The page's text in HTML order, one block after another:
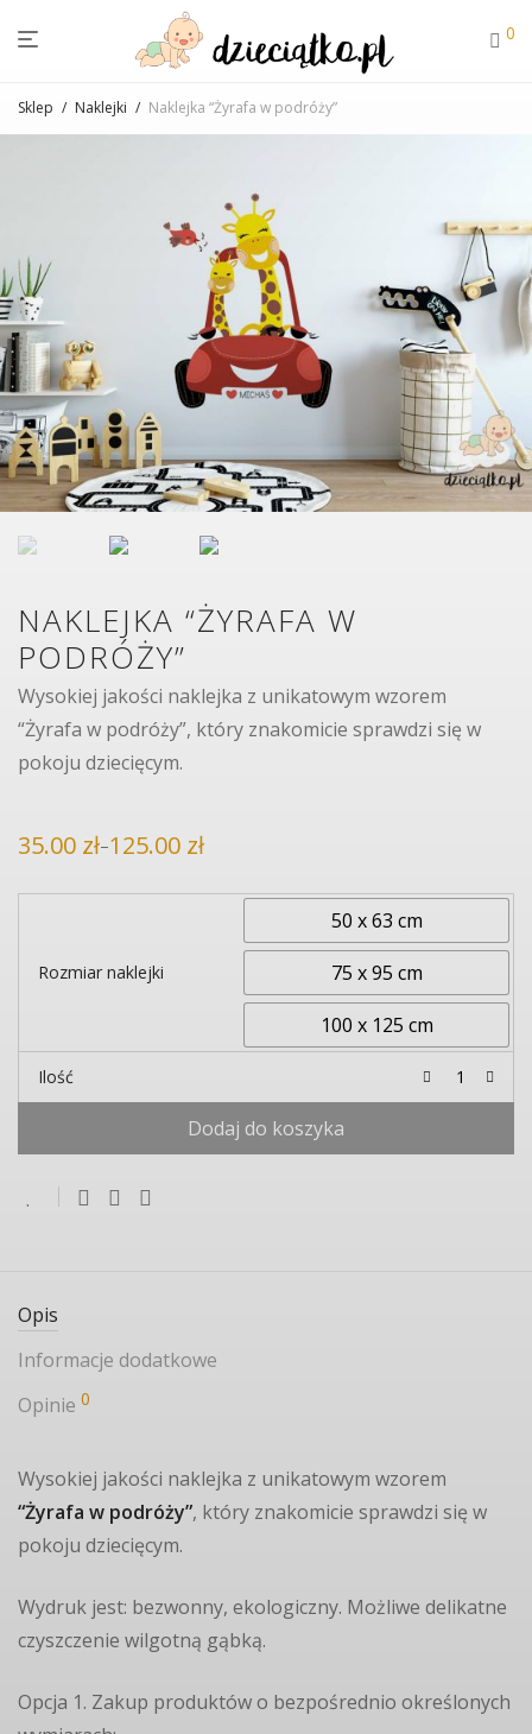
0
Sklep / Naklejki / Naklejka “Żyrafa w podróży”
NAKLEJKA “ŻYRAFA W
PODRÓŻY”
Wysokiej jakości naklejka z unikatowym wzorem
“Żyrafa w podróży”, który znakomicie sprawdzi się w
pokoju dziecięcym.
35.00 zł–125.00 zł
Zakres
35.00 zł
Rozmiar naklejki
50 x 63 cm
75 x 95 cm
100 x 125 cm
Ilość
Dodaj do koszyka
Opis
Informacje dodatkowe
Opinie 0
Wysokiej jakości naklejka z unikatowym wzorem
“Żyrafa w podróży”, który znakomicie sprawdzi się w
pokoju dziecięcym.
Wydruk jest: bezwonny, ekologiczny. Możliwe delikatne
czyszczenie wilgotną gąbką.
Opcja 1. Zakup produktów o bezpośrednio określonych